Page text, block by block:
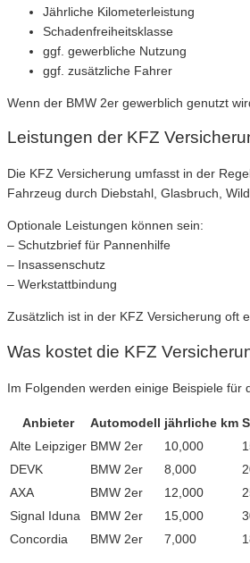
Jährliche Kilometerleistung
Schadenfreiheitsklasse
ggf. gewerbliche Nutzung
ggf. zusätzliche Fahrer
Wenn der BMW 2er gewerblich genutzt
Leistungen der KFZ
Die KFZ Versicherung umfasst in der
Fahrzeug durch Diebstahl, Glasbruch,
Optionale Leistungen können sein:
– Schutzbrief für Pannenhilfe
– Insassenschutz
– Werkstattbindung
Zusätzlich ist in der KFZ Versicherung oft
Was kostet die KFZ
Im Folgenden werden einige Beispiele für
Anbieter Automodell jährliche km
Alte Leipziger BMW 2er 10,000
DEVK
BMW 2er 8,000
AXA
BMW 2er 12,000
Signal Iduna
BMW 2er 15,000
Concordia
BMW 2er 7,000